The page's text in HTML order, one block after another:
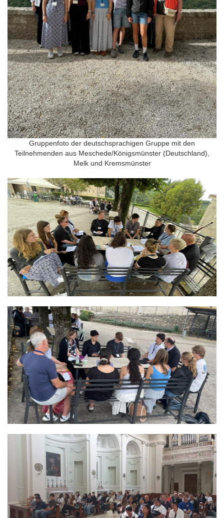
Gruppenfoto der deutschsprachigen Gruppe mit den
Teilnehmenden aus Meschede/Königsmünster (Deutschland),
Melk und Kremsmünster